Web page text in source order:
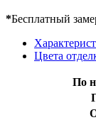
*Бесплатный
Цвета
По